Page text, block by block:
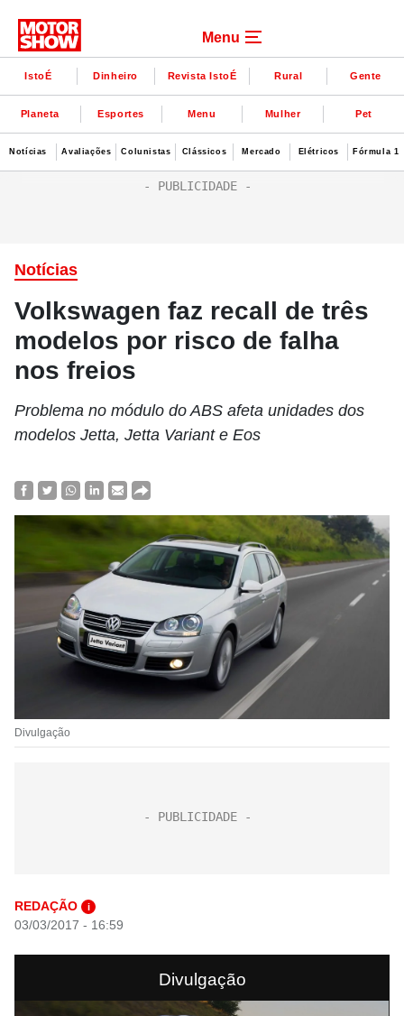
Menu
IstoÉ Dinheiro Revista IstoÉ Rural Gente
Planeta Esportes Menu Mulher Pet
Notícias Avaliações Colunistas Clássicos Mercado Elétricos Fórmula 1
Notícias
Volkswagen faz recall de três
modelos por risco de falha
nos freios
Problema no módulo do ABS afeta unidades dos
modelos Jetta, Jetta Variant e Eos
Divulgação
REDAÇÃO i
03/03/2017 - 16:59
Divulgação